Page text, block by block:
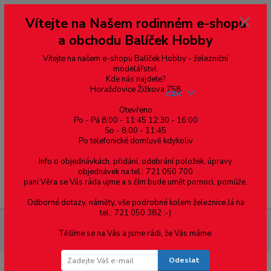
--- pro zákazníky ze Slovenska a jiných zemí, pokud chcete platit v eurech
přepněte si e-shop na euro 💶 pro přepočet měny - pravý horní roh ---
dobírky – pokud si z nějakého důvodu zásilku nevyzvednete, bude po
domluvě zaslána znovu s opětovnou platbou za poštovné, v opačném
případě bude zrušena a účet přidán na blacklist a rušeny následující
objednávky.
Menu
CZK
pro IKEA rozteč 33mm
Vítejte na Našem rodinném e-shopu
a obchodu Balíček Hobby
Vítejte na našem e-shopu Balíček Hobby - železniční
modelářství.
Kde nás najdete?
Horažďovice Žižkova 758
Otevřeno
Po - Pá 8:00 - 11:45 12:30 - 16:00
So - 8:00 - 11:45
Po telefonické domluvě kdykoliv
Info o objednávkách, přidání, odebrání položek, úpravy
objednávek na tel.: 721 050 700
paní Věra se Vás ráda ujme a s čím bude umět pomoci, pomůže.
Odborné dotazy, náměty, vše podrobné kolem železnice Já na
tel.: 721 050 382 :-)
Těšíme se na Vás a jsme rádi, že Vás máme.
Odeslat